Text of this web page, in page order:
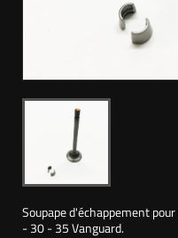
Soupape d'échappement
- 30 - 35 Vanguard.